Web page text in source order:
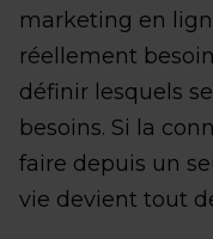
marketing en
réellement
définir lesquels
besoins. Si la
faire depuis un
vie devient tout